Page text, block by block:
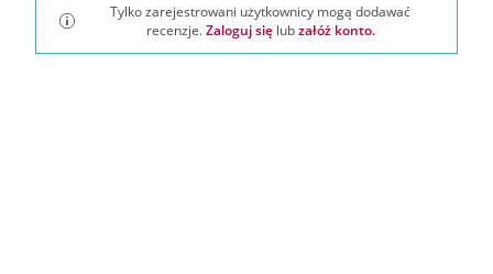
Tylko zarejestrowani użytkownicy mogą dodawać
recenzje.Zaloguj sięlubzałóż konto.